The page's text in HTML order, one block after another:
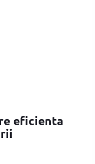
eficienta